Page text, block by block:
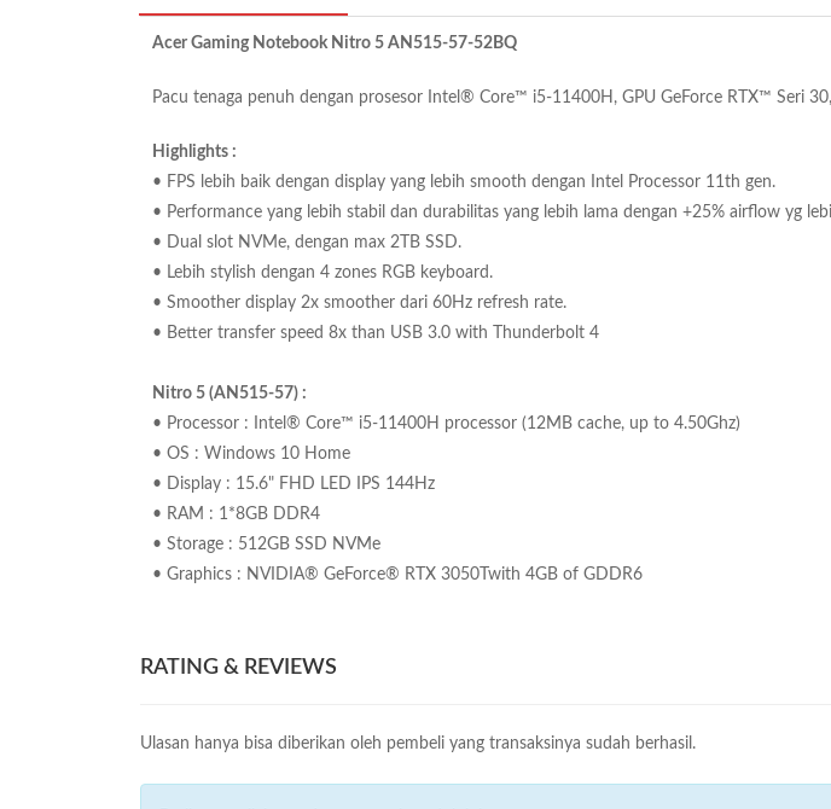
Acer Gaming Notebook Nitro 5 AN515-57-52BQ
Pacu tenaga penuh dengan prosesor Intel® Core™ i5-11400H, GPU GeForce RTX™ Seri
Highlights :
• FPS lebih baik dengan display yang lebih smooth dengan Intel Processor 11th gen.
• Performance yang lebih stabil dan durabilitas yang lebih lama dengan +25% airflow yg
• Dual slot NVMe, dengan max 2TB SSD.
• Lebih stylish dengan 4 zones RGB keyboard.
• Smoother display 2x smoother dari 60Hz refresh rate.
• Better transfer speed 8x than USB 3.0 with Thunderbolt 4
Nitro 5 (AN515-57) :
• Processor : Intel® Core™ i5-11400H processor (12MB cache, up to 4.50Ghz)
• OS : Windows 10 Home
• Display : 15.6" FHD LED IPS 144Hz
• RAM : 1*8GB DDR4
• Storage : 512GB SSD NVMe
• Graphics : NVIDIA® GeForce® RTX 3050Twith 4GB of GDDR6
RATING & REVIEWS
Ulasan hanya bisa diberikan oleh pembeli yang transaksinya sudah berhasil.